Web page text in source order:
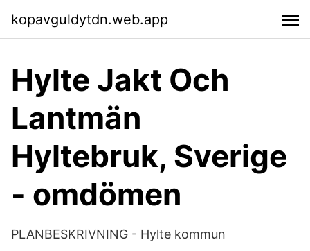
kopavguldytdn.web.app
Hylte Jakt Och
Lantmän
Hyltebruk, Sverige
- omdömen
PLANBESKRIVNING - Hylte kommun